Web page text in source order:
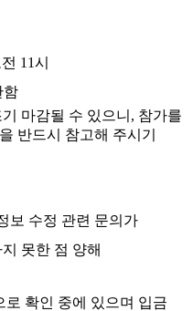
11시
함
마감될 수 있으니, 참가를
반드시 참고해 주시기
보 수정 관련 문의가
못한 점 양해
확인 중에 있으며 입금